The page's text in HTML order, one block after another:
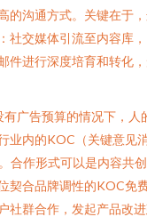
的沟通方式。关键在于
社交媒体引流至内容库
件进行深度培育和转化
有广告预算的情况下，人
业内的KOC（关键意见
合作形式可以是内容共
契合品牌调性的KOC免
社群合作，发起产品改